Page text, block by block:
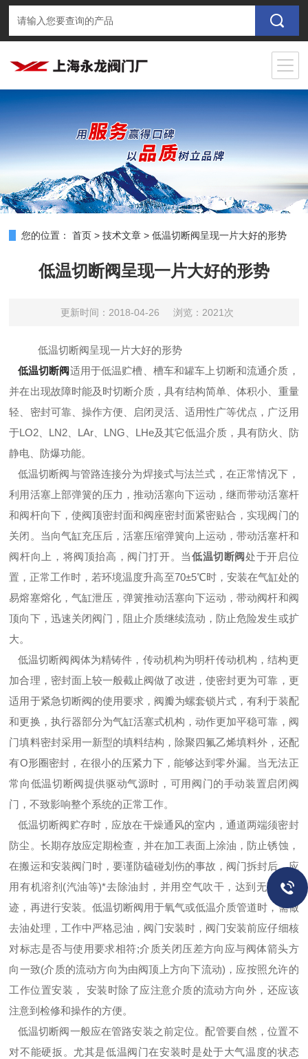
您的位置： 首页 >技术文章 >低温切断阀呈现一片大好的形势
低温切断阀呈现一片大好的形势
更新时间：2018-04-26 浏览：2021次
低温切断阀呈现一片大好的形势
低温切断阀适用于低温贮槽、槽车和罐车上切断和流通介质，
并在出现故障时能及时切断介质，具有结构简单、体积小、重量
轻、密封可靠、操作方便、启闭灵活、适用性广等优点，广泛用
于LO2、LN2、LAr、LNG、LHe及其它低温介质，具有防火、防
静电、防爆功能。
低温切断阀与管路连接分为焊接式与法兰式，在正常情况下，
利用活塞上部弹簧的压力，推动活塞向下运动，继而带动活塞杆
和阀杆向下，使阀顶密封面和阀座密封面紧密贴合，实现阀门的
关闭。当向气缸充压后，活塞压缩弹簧向上运动，带动活塞杆和
阀杆向上，将阀顶抬高，阀门打开。当低温切断阀处于开启位
置，正常工作时，若环境温度升高至70±5℃时，安装在气缸处的
易熔塞熔化，气缸泄压，弹簧推动活塞向下运动，带动阀杆和阀
顶向下，迅速关闭阀门，阻止介质继续流动，防止危险发生或扩
大。
低温切断阀阀体为精铸件，传动机构为明杆传动机构，结构更
加合理，密封面上较一般截止阀做了改进，使密封更为可靠，更
适用于紧急切断阀的使用要求，阀瓣为螺套锁片式，有利于装配
和更换，执行器部分为气缸活塞式机构，动作更加平稳可靠，阀
门填料密封采用一新型的填料结构，除聚四氟乙烯填料外，还配
有O形圈密封，在很小的压紧力下，能够达到零外漏。当无法正
常向低温切断阀提供驱动气源时，可用阀门的手动装置启闭阀
门，不致影响整个系统的正常工作。
低温切断阀贮存时，应放在干燥通风的室内，通道两端须密封
防尘。长期存放应定期检查，并在加工表面上涂油，防止锈蚀，
在搬运和安装阀门时，要谨防磕碰划伤的事故，阀门拆封后，应
用有机溶剂(汽油等)*去除油封，并用空气吹干，达到无可见油
迹，再进行安装。低温切断阀用于氧气或低温介质管道时，需做
去油处理，工作中严格忌油，阀门安装时，阀门安装前应仔细核
对标志是否与使用要求相符;介质关闭压差方向应与阀体箭头方
向一致(介质的流动方向为由阀顶上方向下流动)，应按照允许的
工作位置安装， 安装时除了应注意介质的流动方向外，还应该
注意到检修和操作的方便。
低温切断阀一般应在管路安装之前定位。配管要自然，位置不
对不能硬扳。尤其是低温阀门在安装时是处于大气温度的状态